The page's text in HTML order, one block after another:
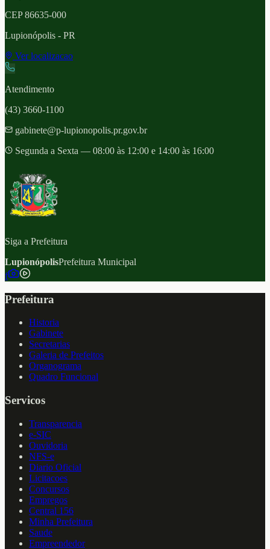
CEP86635-000
Lupionópolis - PR
Ver localizacao
Atendimento
(43) 3660-1100
gabinete@p-lupionopolis.pr.gov.br
Segunda a Sexta — 08:00 às 12:00 e 14:00 às 16:00
Siga a Prefeitura
LupionópolisPrefeitura Municipal
f
Prefeitura
Historia
Gabinete
Secretarias
Galeria de Prefeitos
Organograma
Quadro Funcional
Servicos
Transparencia
e-SIC
Ouvidoria
NFS-e
Diario Oficial
Licitacoes
Concursos
Empregos
Central 156
Minha Prefeitura
Saude
Empreendedor